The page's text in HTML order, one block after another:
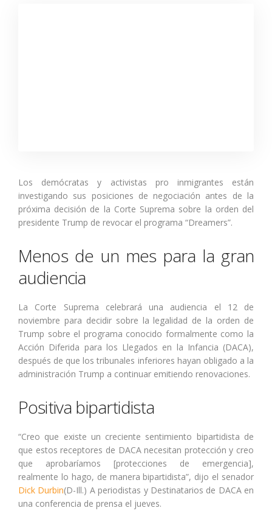
Los demócratas y activistas pro inmigrantes están
investigando sus posiciones de negociación antes de la
próxima decisión de la Corte Suprema sobre la orden del
presidente Trump de revocar el programa “Dreamers”.
Menos de un mes para la gran
audiencia
La Corte Suprema celebrará una audiencia el 12 de
noviembre para decidir sobre la legalidad de la orden de
Trump sobre el programa conocido formalmente como la
Acción Diferida para los Llegados en la Infancia (DACA),
después de que los tribunales inferiores hayan obligado a la
administración Trump a continuar emitiendo renovaciones.
Positiva bipartidista
“Creo que existe un creciente sentimiento bipartidista de
que estos receptores de DACA necesitan protección y creo
que aprobaríamos [protecciones de emergencia],
realmente lo hago, de manera bipartidista”, dijo el senador
Dick Durbin(D-Ill.) A periodistas y Destinatarios de DACA en
una conferencia de prensa el jueves.